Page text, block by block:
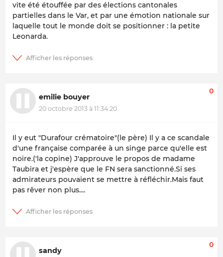
vite été étouffée par des élections cantonales
partielles dans le Var, et par une émotion nationale sur
laquelle tout le monde doit se positionner : la petite
Leonarda.
emilie bouyer
20 octobre 2013 à 11:34:20
0
Il y eut "Durafour crématoire"(le père) Il y a ce scandale
d'une française comparée à un singe parce qu'elle est
noire.('la copine) J'approuve le propos de madame
Taubira et j'espère que le FN sera sanctionné.Si ses
admirateurs pouvaient se mettre à réfléchir.Mais faut
pas rêver non plus....
sandy
0